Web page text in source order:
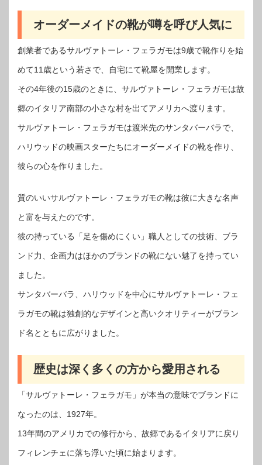
オーダーメイドの靴が噂を呼び人気に
創業者であるサルヴァトーレ・フェラガモは9歳で靴作りを始
めて11歳という若さで、自宅にて靴屋を開業します。
その4年後の15歳のときに、サルヴァトーレ・フェラガモは故
郷のイタリア南部の小さな村を出てアメリカへ渡ります。
サルヴァトーレ・フェラガモは渡米先のサンタバーバラで、
ハリウッドの映画スターたちにオーダーメイドの靴を作り、
彼らの心を作りました。
質のいいサルヴァトーレ・フェラガモの靴は彼に大きな名声
と富を与えたのです。
彼の持っている「足を傷めにくい」職人としての技術、ブラ
ンド力、企画力はほかのブランドの靴にない魅了を持ってい
ました。
サンタバーバラ、ハリウッドを中心にサルヴァトーレ・フェ
ラガモの靴は独創的なデザインと高いクオリティーがブラン
ド名とともに広がりました。
歴史は深く多くの方から愛用される
「サルヴァトーレ・フェラガモ」が本当の意味でブランドに
なったのは、1927年。
13年間のアメリカでの修行から、故郷であるイタリアに戻り
フィレンチェに落ち浮いた頃に始まります。